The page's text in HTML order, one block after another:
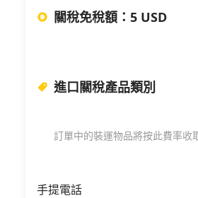
關稅免稅額 ： 5 USD
進口關稅產品類別
訂單中的裝運物品將按此費率收
手提電話